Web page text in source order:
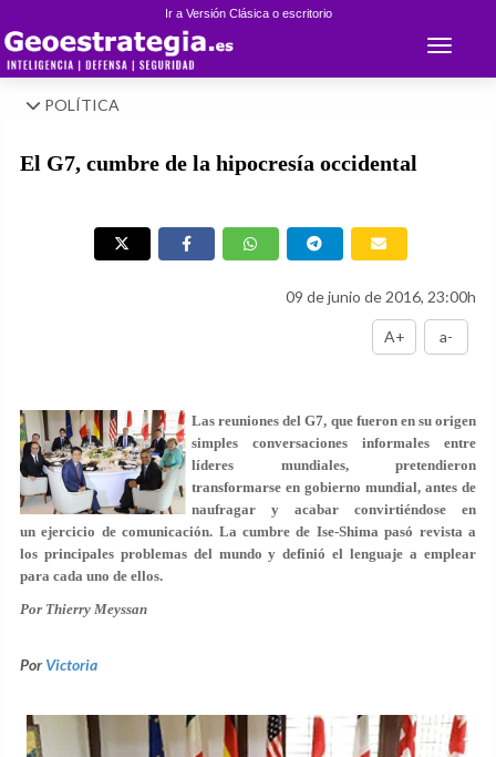
Ir a Versión Clásica o escritorio
Toggle
POLÍTICA
El G7, cumbre de la hipocresía occidental
09 de junio de 2016, 23:00h
A+ a-
Las reuniones del G7, que fueron en su origen
simples conversaciones informales entre
líderes mundiales, pretendieron
transformarse en gobierno mundial, antes de
naufragar y acabar convirtiéndose en
un ejercicio de comunicación. La cumbre de Ise-Shima pasó revista a
los principales problemas del mundo y definió el lenguaje a emplear
para cada uno de ellos.
Por Thierry Meyssan
PorVictoria